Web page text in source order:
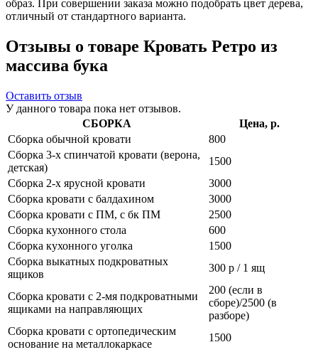
образ. При совершении заказа можно подобрать цвет дерева,
отличный от стандартного варианта.
Отзывы о товаре Кровать Ретро из
массива бука
Оставить отзыв
У данного товара пока нет отзывов.
СБОРКА
Цена, р.
Сборка обычной кровати
800
Сборка 3-х спинчатой кровати (верона,
детская)
1500
Сборка 2-х ярусной кровати
3000
Сборка кровати с балдахином
3000
Сборка кровати с ПМ, с бк ПМ
2500
Сборка кухонного стола
600
Сборка кухонного уголка
1500
Сборка выкатных подкроватных
ящиков
300 р / 1 ящ
Сборка кровати с 2-мя подкроватными
ящиками на направляющих
200 (если в
сборе)/2500 (в
разборе)
Сборка кровати с ортопедическим
основание на металлокаркасе
1500